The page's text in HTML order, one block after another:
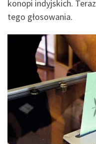
konopi indyjskich.
tego głosowania.